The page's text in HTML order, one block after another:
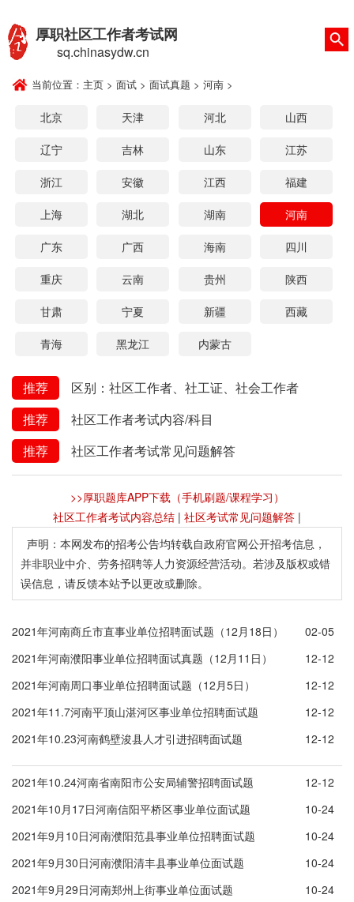
厚职社区工作者考试网
sq.chinasydw.cn
当前位置： 主页 > 面试 > 面试真题 > 河南 >
北京 天津 河北 山西
辽宁 吉林 山东 江苏
浙江 安徽 江西 福建
上海 湖北 湖南 河南
广东 广西 海南 四川
重庆 云南 贵州 陕西
甘肃 宁夏 新疆 西藏
青海 黑龙江 内蒙古
推荐
区别：社区工作者、社工证、社会工作者
推荐
社区工作者考试内容/科目
推荐
社区工作者考试常见问题解答
>>厚职题库APP下载（手机刷题/课程学习）
社区工作者考试内容总结 | 社区考试常见问题解答 |
声明：本网发布的招考公告均转载自政府官网公开招考信息，
并非职业中介、劳务招聘等人力资源经营活动。若涉及版权或错
误信息，请反馈本站予以更改或删除。
2021年河南商丘市直事业单位招聘面试题（12月18日）
02-05
2021年河南濮阳事业单位招聘面试真题（12月11日）
12-12
2021年河南周口事业单位招聘面试题（12月5日）
12-12
2021年11.7河南平顶山湛河区事业单位招聘面试题
12-12
2021年10.23河南鹤壁浚县人才引进招聘面试题
12-12
2021年10.24河南省南阳市公安局辅警招聘面试题
12-12
2021年10月17日河南信阳平桥区事业单位面试题
10-24
2021年9月10日河南濮阳范县事业单位招聘面试题
10-24
2021年9月30日河南濮阳清丰县事业单位面试题
10-24
2021年9月29日河南郑州上街事业单位面试题
10-24